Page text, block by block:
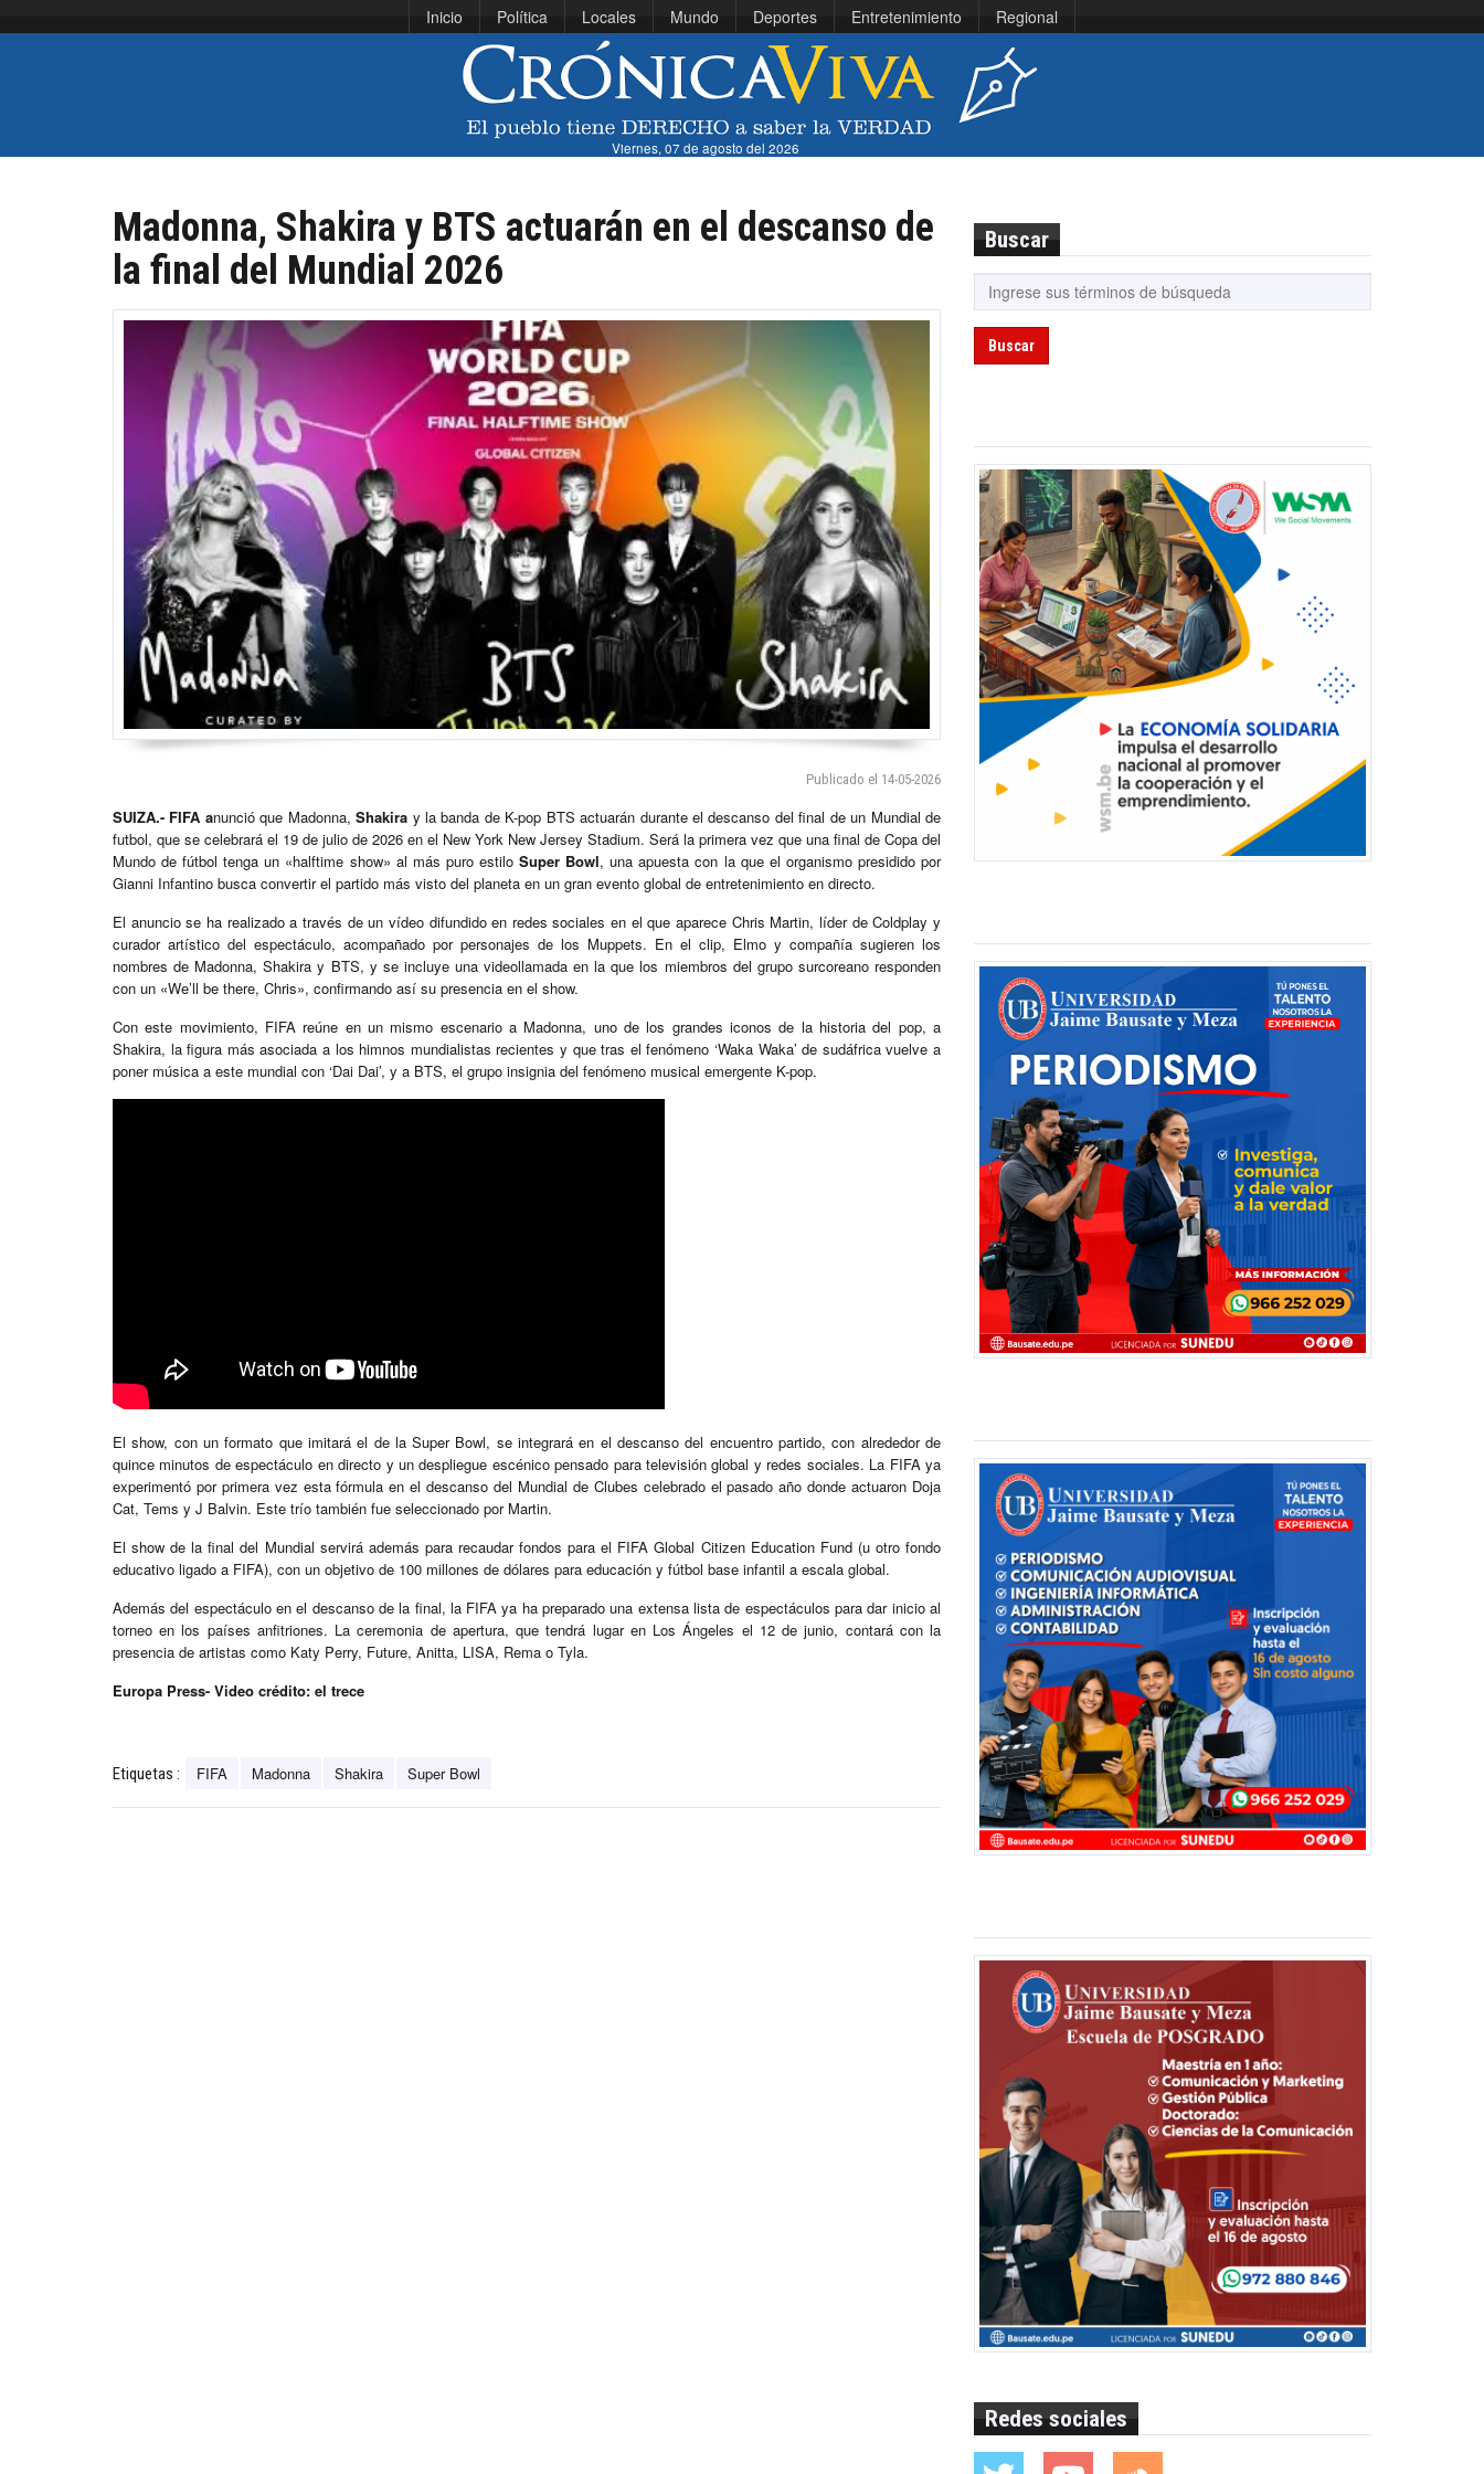
Inicio Política Locales Mundo Deportes Entretenimiento Regional
Viernes, 07 de agosto del 2026
Madonna, Shakira y BTS actuarán en el descanso de
la final del Mundial 2026
Publicado el 14-05-2026
SUIZA.- FIFA anunció que Madonna,Shakira y la banda de K-pop BTS actuarán durante el descanso del final de un Mundial de
futbol, que se celebrará el 19 de julio de 2026 en el New York New Jersey Stadium. Será la primera vez que una final de Copa del
Mundo de fútbol tenga un «halftime show» al más puro estiloSuper Bowl, una apuesta con la que el organismo presidido por
Gianni Infantino busca convertir el partido más visto del planeta en un gran evento global de entretenimiento en directo.
El anuncio se ha realizado a través de un vídeo difundido en redes sociales en el que aparece Chris Martin, líder de Coldplay y
curador artístico del espectáculo, acompañado por personajes de los Muppets. En el clip, Elmo y compañía sugieren los
nombres de Madonna, Shakira y BTS, y se incluye una videollamada en la que los miembros del grupo surcoreano responden
con un «We’ll be there, Chris», confirmando así su presencia en el show.
Con este movimiento, FIFA reúne en un mismo escenario a Madonna, uno de los grandes iconos de la historia del pop, a
Shakira, la figura más asociada a los himnos mundialistas recientes y que tras el fenómeno ‘Waka Waka’ de sudáfrica vuelve a
poner música a este mundial con ‘Dai Dai’, y a BTS, el grupo insignia del fenómeno musical emergente K-pop.
El show, con un formato que imitará el de la Super Bowl, se integrará en el descanso del encuentro partido, con alrededor de
quince minutos de espectáculo en directo y un despliegue escénico pensado para televisión global y redes sociales. La FIFA ya
experimentó por primera vez esta fórmula en el descanso del Mundial de Clubes celebrado el pasado año donde actuaron Doja
Cat, Tems y J Balvin. Este trío también fue seleccionado por Martin.
El show de la final del Mundial servirá además para recaudar fondos para el FIFA Global Citizen Education Fund (u otro fondo
educativo ligado a FIFA), con un objetivo de 100 millones de dólares para educación y fútbol base infantil a escala global.
Además del espectáculo en el descanso de la final, la FIFA ya ha preparado una extensa lista de espectáculos para dar inicio al
torneo en los países anfitriones. La ceremonia de apertura, que tendrá lugar en Los Ángeles el 12 de junio, contará con la
presencia de artistas como Katy Perry, Future, Anitta, LISA, Rema o Tyla.
Europa Press- Video crédito: el trece
Etiquetas : FIFA Madonna Shakira Super Bowl
Buscar
Buscar
Redes sociales